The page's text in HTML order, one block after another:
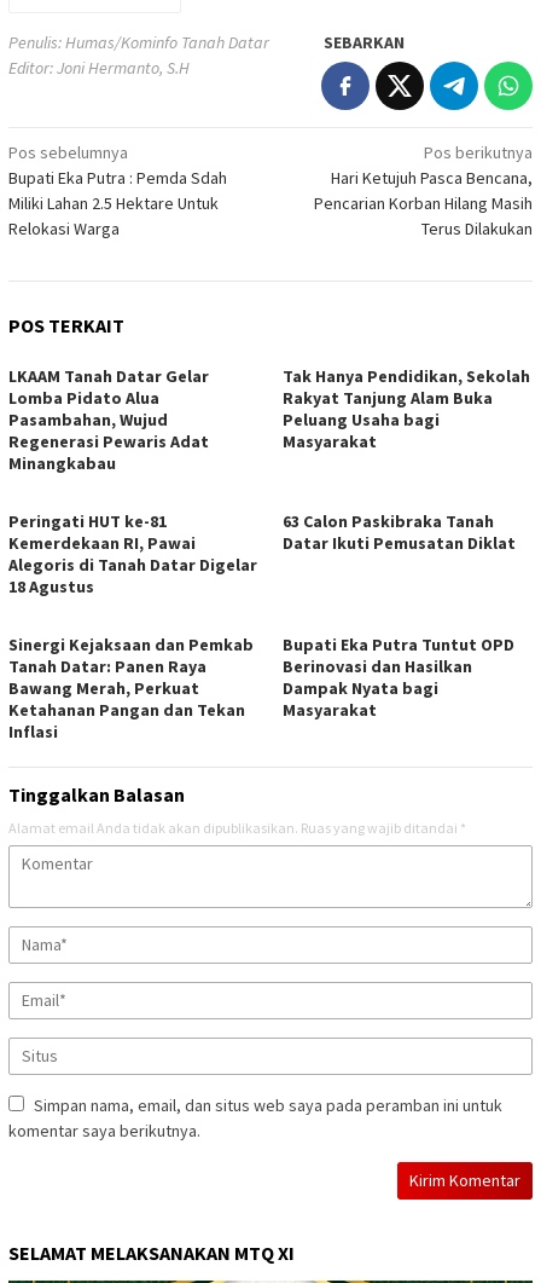
Penulis: Humas/Kominfo Tanah Datar
Editor: Joni Hermanto, S.H
SEBARKAN
Navigasi
pos
Pos sebelumnya
Bupati Eka Putra : Pemda Sdah
Miliki Lahan 2.5 Hektare Untuk
Relokasi Warga
Pos berikutnya
Hari Ketujuh Pasca Bencana,
Pencarian Korban Hilang Masih
Terus Dilakukan
POS TERKAIT
LKAAM Tanah Datar Gelar
Lomba Pidato Alua
Pasambahan, Wujud
Regenerasi Pewaris Adat
Minangkabau
Tak Hanya Pendidikan, Sekolah
Rakyat Tanjung Alam Buka
Peluang Usaha bagi
Masyarakat
Peringati HUT ke-81
Kemerdekaan RI, Pawai
Alegoris di Tanah Datar Digelar
18 Agustus
63 Calon Paskibraka Tanah
Datar Ikuti Pemusatan Diklat
Sinergi Kejaksaan dan Pemkab
Tanah Datar: Panen Raya
Bawang Merah, Perkuat
Ketahanan Pangan dan Tekan
Inflasi
Bupati Eka Putra Tuntut OPD
Berinovasi dan Hasilkan
Dampak Nyata bagi
Masyarakat
Tinggalkan Balasan
Alamat email Anda tidak akan dipublikasikan. Ruas yang wajib ditandai *
Simpan nama, email, dan situs web saya pada peramban ini untuk
komentar saya berikutnya.
SELAMAT MELAKSANAKAN MTQ XI